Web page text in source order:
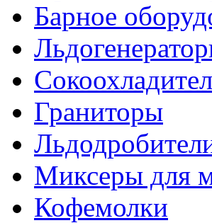
Барное
Граниторы
Миксеры для
Кофемолки